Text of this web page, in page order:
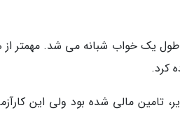
یک خواب شبانه می شد. مهمتر
کرد.
تامین مالی شده بود ولی این